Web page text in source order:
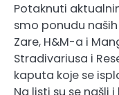
Potaknuti
smo ponudu
Zare, H&M-a i
Stradivariusa i
kaputa koje se